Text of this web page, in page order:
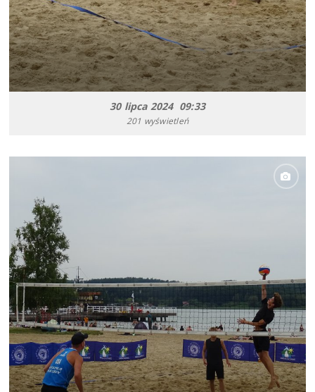
30 lipca 2024 09:33
201 wyświetleń